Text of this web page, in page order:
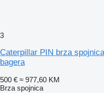
3
Caterpillar PIN brza
bagera
500 € ≈ 977,60 KM
Brza spojnica